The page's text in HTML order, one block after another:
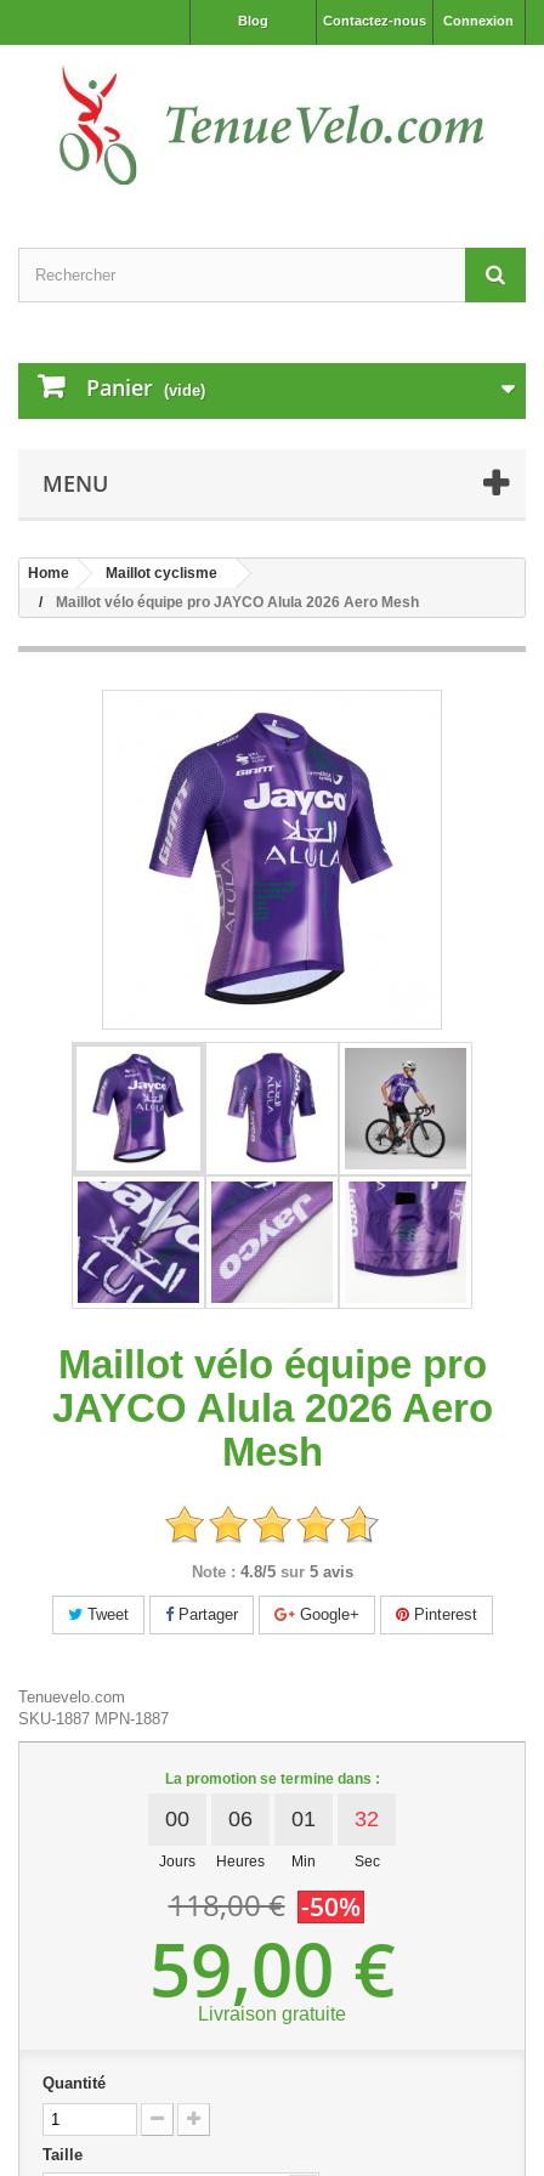
Connexion
Contactez-nous
Blog
Panier (vide)
MENU
Home
Maillot cyclisme
Maillot vélo équipe pro JAYCO Alula 2026 Aero Mesh
Maillot vélo équipe pro
JAYCO Alula 2026 Aero
Mesh
Note : 4.8/5 sur 5 avis
Tweet Partager Google+ Pinterest
Tenuevelo.com
SKU-1887 MPN-1887
La promotion se termine dans :
00
Jours
06
Heures
01
Min
31
Sec
118,00 € -50%
59,00 €
Livraison gratuite
Quantité
Taille